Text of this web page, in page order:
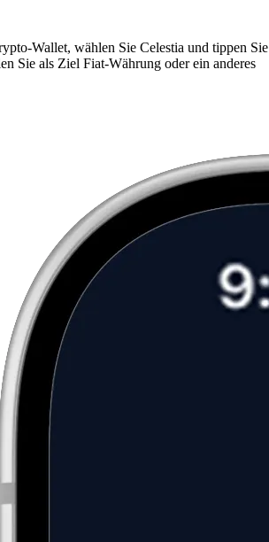
Wallet, wählen Sie Celestia und tippen Sie
Sie als Ziel Fiat-Währung oder ein anderes